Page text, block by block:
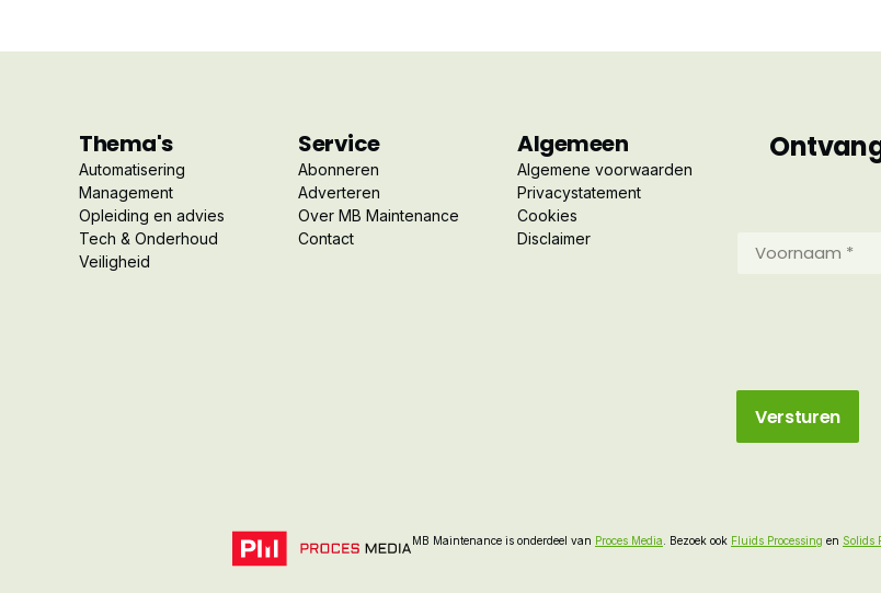
Thema's
Automatisering
Management
Opleiding en advies
Tech & Onderhoud
Veiligheid
Service
Abonneren
Adverteren
Over MB Maintenance
Contact
Algemeen
Algemene voorwaarden
Privacystatement
Cookies
Disclaimer
MB Maintenance is onderdeel van Proces Media . Bezoek ook Fluids Processing en Solids